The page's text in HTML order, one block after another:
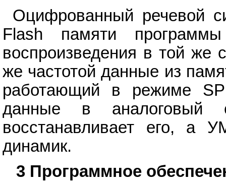
Оцифрованный речевой
Flash памяти
воспроизведения в той же
же частотой данные из
работающий в режиме
данные в аналоговый
восстанавливает его, а
динамик.
3 Программное